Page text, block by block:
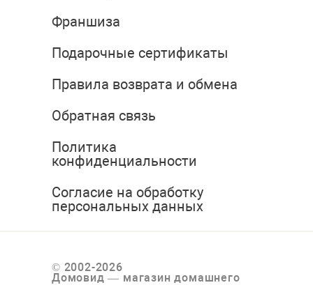
Франшиза
Подарочные сертификаты
Правила возврата и обмена
Обратная связь
Политика
конфиденциальности
Согласие на обработку
персональных данных
© 2002-2026
Домовид — магазин домашнего